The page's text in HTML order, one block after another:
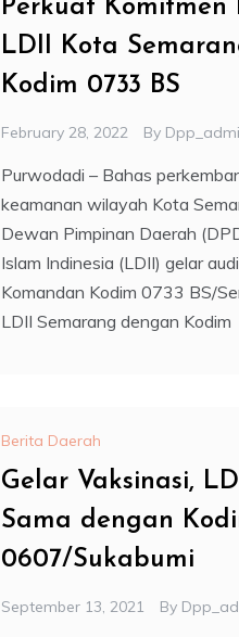
Perkuat Komitmen
LDII Kota
Kodim 0733 BS
February 28, 2022 By
Purwodadi – Bahas
keamanan wilayah Kota
Dewan Pimpinan Daerah
Islam Indinesia (LDII) gelar
Komandan Kodim 0733 BS/
LDII Semarang dengan Kodim
Berita Daerah
Gelar Vaksinasi,
Sama dengan
0607/Sukabumi
September 13, 2021 By